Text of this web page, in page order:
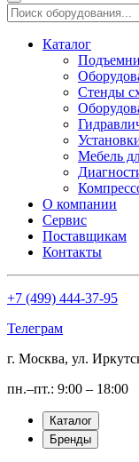
Каталог
Стенды
Мебель
О компании
Сервис
Поставщикам
Контакты
+7 (499) 444-37-95
Телеграм
г. Москва, ул.
пн.–пт.: 9:00 – 18:00
Каталог
Бренды